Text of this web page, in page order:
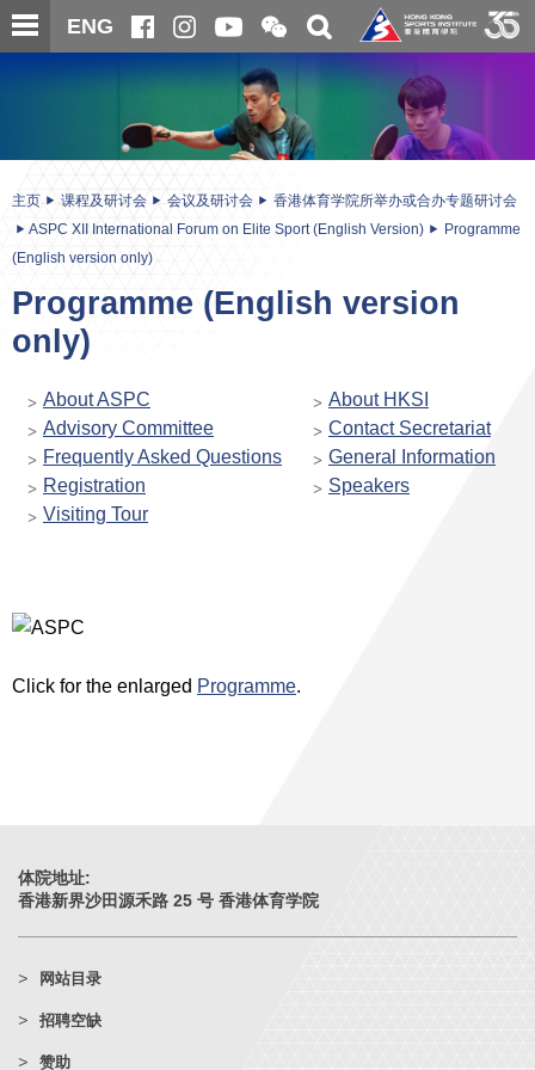
跳
至
ENG
开
合
信
二
维
码
关
搜
主页 课程及研讨会 会议及研讨会
香港体育学院所举办或合办专题研讨会
ASPC XII International Forum on Elite Sport (English Version)
Programme
(English version only)
Programme (English version
only)
About ASPC
About HKSI
Advisory Committee
Contact Secretariat
Frequently Asked Questions
General Information
Registration
Speakers
Visiting Tour
Click for the enlarged Programme.
体院地址:
香港新界沙田源禾路 25 号 香港体育学院
网站目录
招聘空缺
赞助